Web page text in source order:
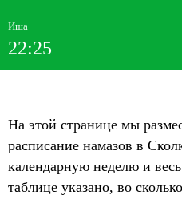
Иша
22:25
На этой странице мы
расписание намазов в
календарную неделю и
таблице указано, во